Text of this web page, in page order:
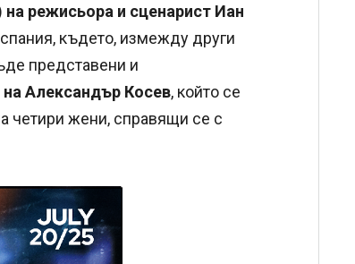
режисьора и сценарист Иан
където, измежду други
представени и
на Александър Косев, който се
четири жени, справящи се с